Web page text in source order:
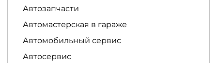
Автозапчасти
Автомастерская в гараже
Автомобильный сервис
Автосервис